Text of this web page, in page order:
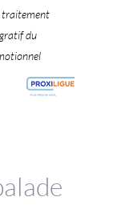
traitement
du